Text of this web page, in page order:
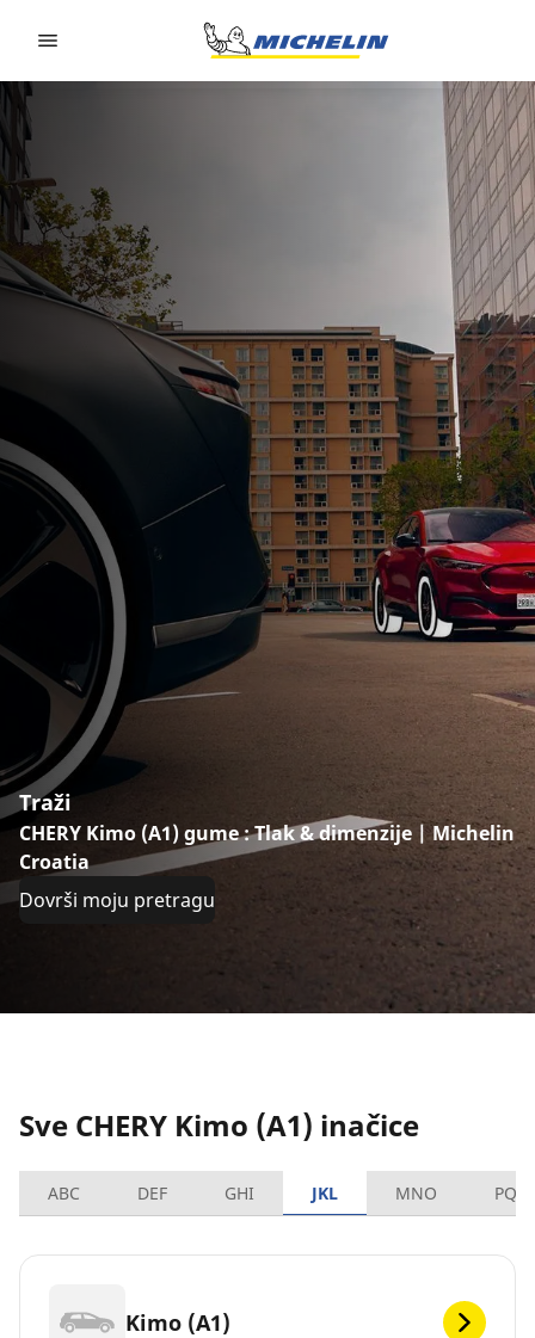
Traži
CHERY Kimo (A1) gume : Tlak & dimenzije | Michelin
Croatia
Dovrši moju pretragu
Sve CHERY Kimo (A1) inačice
ABC DEF GHI JKL MNO
Kimo (A1)